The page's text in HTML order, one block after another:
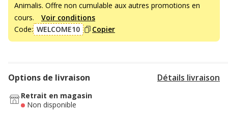
Animalis. Offre non cumulable aux autres promotions en
cours.
Voir conditions
Code: WELCOME10 Copier
Options de livraison Détails livraison
Retrait en magasin
Non disponible